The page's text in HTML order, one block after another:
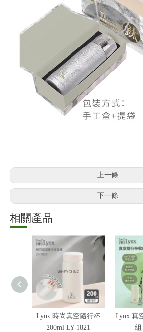
上一條:
下一條:
相關產品
Lynx 時尚真空隨行杯
200ml LY-1821
Lynx 真
組